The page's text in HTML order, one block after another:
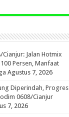
Jalan Hotmix
Persen, Manfaat
Agustus 7, 2026
Diperindah, Progres
0608/Cianjur
7, 2026